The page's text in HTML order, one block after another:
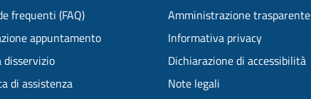
frequenti (FAQ)
appuntamento
disservizio
di assistenza
Amministrazione trasparente
Informativa privacy
Dichiarazione di accessibilità
Note legali